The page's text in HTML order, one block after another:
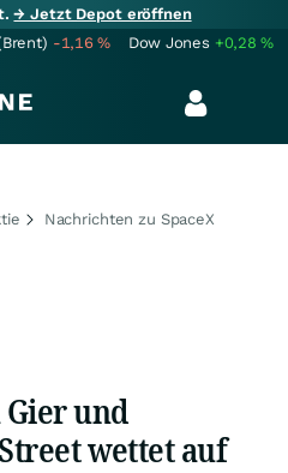
→ Jetzt Depot eröffnen
-1,16% Dow Jones +0,28%
Nachrichten zu SpaceX
Gier und
wettet auf